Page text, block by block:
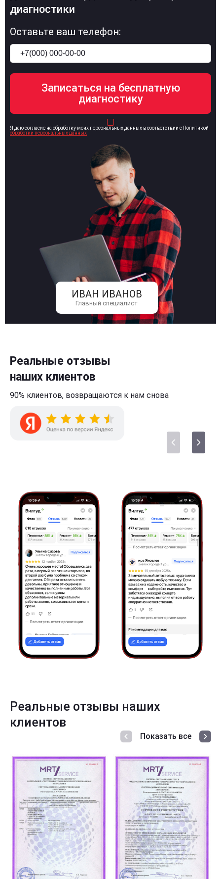
ИВАН ИВАНОВ
Главный специалист
диагностики
Оставьте ваш телефон:
Я даю согласие на обработку моих персональных данных в соответствии с Политикой
обработки персональных данных
Реальные отзывы
наших клиентов
90% клиентов, возвращаются к нам снова
Реальные отзывы наших
клиентов
Показать все